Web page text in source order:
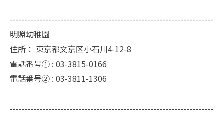
--------------------------------------------------------------------
明照幼稚園
住所： 東京都文京区小石川4-12-8
電話番号① : 03-3815-0166
電話番号② : 03-3811-1306
--------------------------------------------------------------------